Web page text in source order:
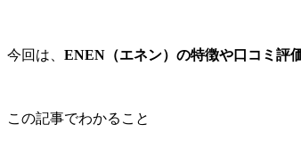
今回は、 ENEN（エネン）の特徴や口コミ評
この記事でわかること